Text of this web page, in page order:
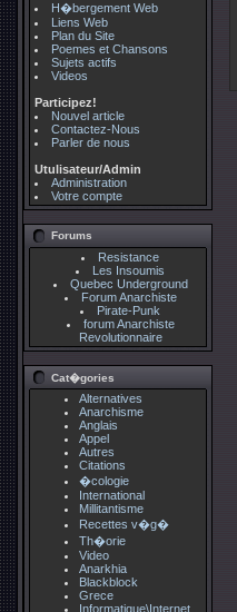
H�bergement Web
Liens Web
Plan du Site
Poemes et Chansons
Sujets actifs
Videos
Participez!
Nouvel article
Contactez-Nous
Parler de nous
Utulisateur/Admin
Administration
Votre compte
Forums
Resistance
Les Insoumis
Quebec Underground
Forum Anarchiste
Pirate-Punk
forum Anarchiste
Revolutionnaire
Cat�gories
Alternatives
Anarchisme
Anglais
Appel
Autres
Citations
�cologie
International
Millitantisme
Recettes v�g�
Th�orie
Video
Anarkhia
Blackblock
Grece
Informatique\Internet